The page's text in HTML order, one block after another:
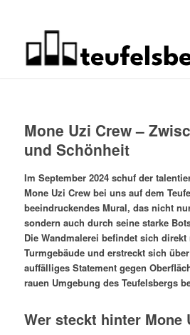
Mone Uzi Crew –
und Schönheit
Im September 2024 schuf der
Mone Uzi Crew bei uns auf dem
beeindruckendes Mural, das nicht
sondern auch durch seine starke
Die Wandmalerei befindet sich
Turmgebäude und erstreckt sich
auffälliges Statement gegen
rauen Umgebung des Teufelsbergs
Wer steckt hinter Mone